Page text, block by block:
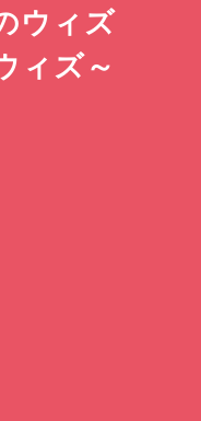
ウィズ
ィズ～